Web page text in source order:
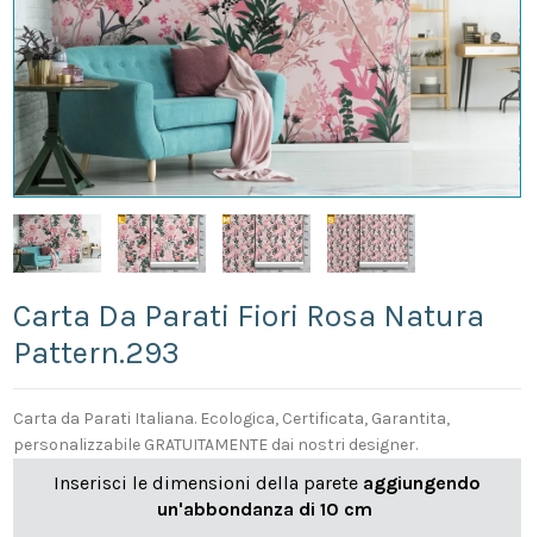
Carta Da Parati Fiori Rosa Natura
Pattern.293
Carta da Parati Italiana. Ecologica, Certificata, Garantita,
personalizzabile GRATUITAMENTE dai nostri designer.
Inserisci le dimensioni della parete aggiungendo
un'abbondanza di 10 cm